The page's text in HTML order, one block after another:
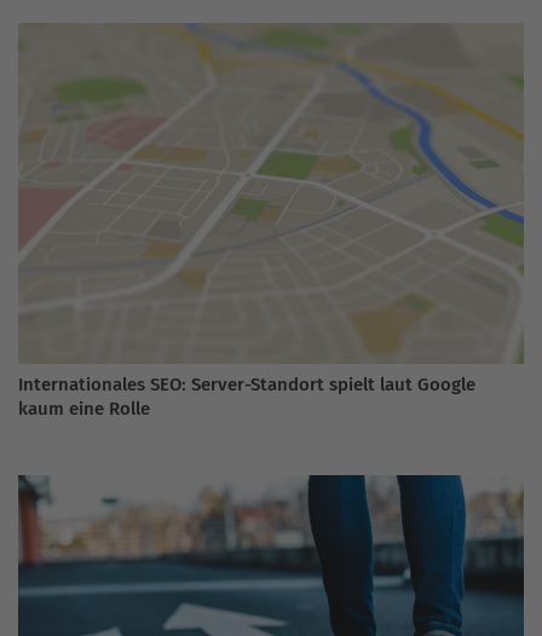
Internationales SEO: Server-Standort spielt laut Google
kaum eine Rolle